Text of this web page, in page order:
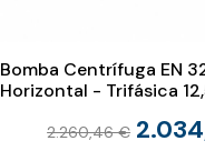
Bomba Centrífuga EN
Horizontal - Trifásica
2.260,46 €